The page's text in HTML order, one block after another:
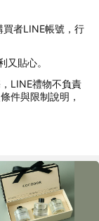
買者LINE帳號，行
貼心。
LINE禮物不負責
件與限制說明，